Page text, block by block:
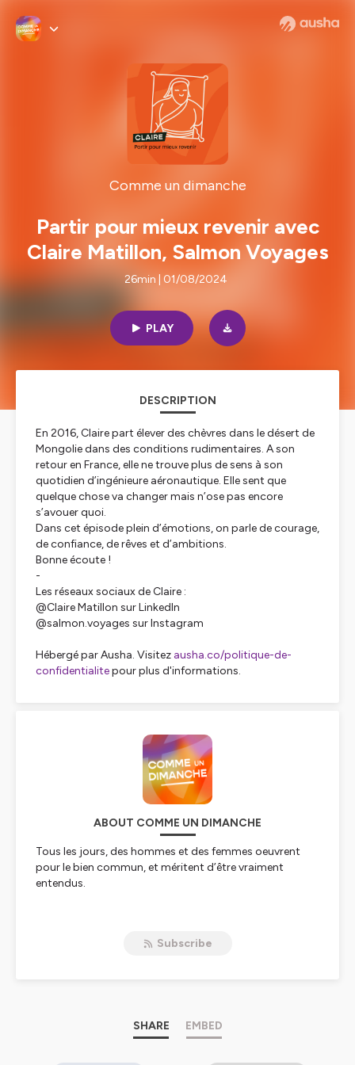
Comme un dimanche
Partir pour mieux revenir avec
Claire Matillon, Salmon Voyages
26min | 01/08/2024
PLAY
DESCRIPTION
En 2016, Claire part élever des chèvres dans le désert de
Mongolie dans des conditions rudimentaires. A son
retour en France, elle ne trouve plus de sens à son
quotidien d’ingénieure aéronautique. Elle sent que
quelque chose va changer mais n’ose pas encore
s’avouer quoi.
Dans cet épisode plein d’émotions, on parle de courage,
de confiance, de rêves et d’ambitions.
Bonne écoute !
-
Les réseaux sociaux de Claire :
@Claire Matillon sur LinkedIn
@salmon.voyages sur Instagram
Hébergé par Ausha. Visitez ausha.co/politique-de-
confidentialitepour plus d'informations.
ABOUT COMME UN DIMANCHE
Tous les jours, des hommes et des femmes oeuvrent
pour le bien commun, et méritent d’être vraiment
entendus.
accompagne les entrepreneurs ambitieux.
ressemblent tous. Peu permettent aux invités de
partager leur état d’esprit et montrer qui ils sont
Subscribe
SHARE EMBED